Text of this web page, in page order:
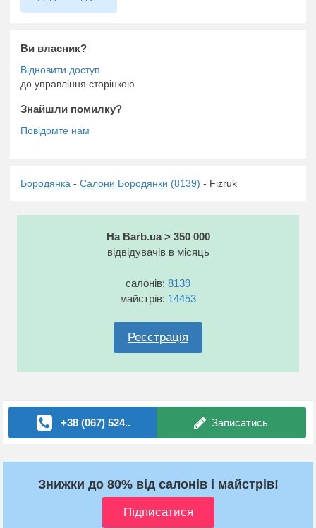
Ви власник?
до управління сторінкою
Знайшли помилку?
Бородянка - Салони Бородянки (8139) - Fizruk
На Barb.ua > 350 000
відвідувачів в місяць
салонів: 8139
майстрів: 14453
Реєстрація
+38 (067) 524.. Записатись
Знижки до 80% від салонів і майстрів!